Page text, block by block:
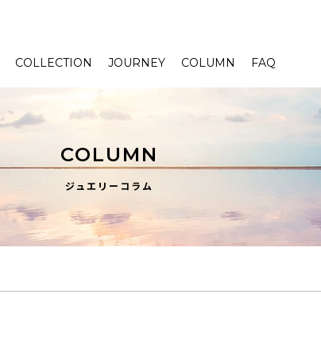
COLLECTION JOURNEY COLUMN FAQ
COLUMN
ジュエリーコラム